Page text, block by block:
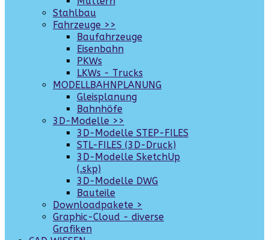
Stahlbau
Fahrzeuge >>
Baufahrzeuge
Eisenbahn
PKWs
LKWs - Trucks
MODELLBAHNPLANUNG
Gleisplanung
Bahnhöfe
3D-Modelle >>
3D-Modelle STEP-FILES
STL-FILES (3D-Druck)
3D-Modelle SketchUp
(.skp)
3D-Modelle DWG
Bauteile
Downloadpakete >
Graphic-Cloud - diverse
Grafiken